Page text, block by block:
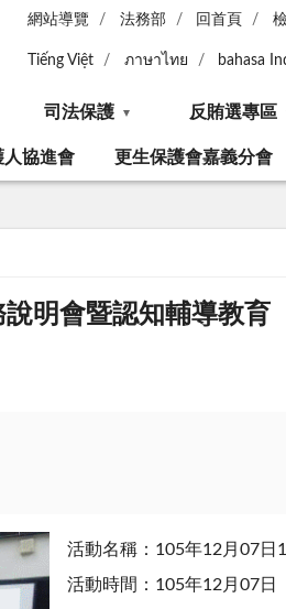
網站導覽 法務部 回首頁
Tiếng Việt ภาษาไทย bahasa
司法保護 反賄選專區
人協進會 更生保護會嘉義分會
明會暨認知輔導教育
活動名稱：105年12月07日
活動時間：105年12月07日